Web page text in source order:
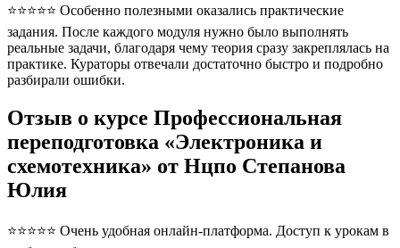
⭐⭐⭐⭐⭐ Особенно полезными оказались практические
задания. После каждого модуля нужно было выполнять
реальные задачи, благодаря чему теория сразу закреплялась на
практике. Кураторы отвечали достаточно быстро и подробно
разбирали ошибки.
Отзыв о курсе Профессиональная
переподготовка «Электроника и
схемотехника» от Нцпо Степанова
Юлия
⭐⭐⭐⭐⭐ Очень удобная онлайн-платформа. Доступ к урокам в